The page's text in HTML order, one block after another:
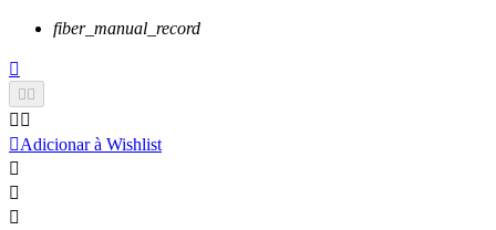
fiber_manual_record

 
 
Adicionar à Wishlist


